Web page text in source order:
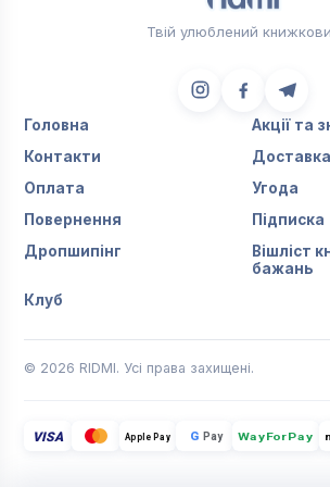
Твій улюблений
Головна
Акції та
Контакти
Доставка
Оплата
Угода
Повернення
Підписка
Дропшипінг
Вішліст
бажань
Клуб
© 2026 RIDMI. Усі права захищені.
VISA Apple Pay G Pay WayForPay